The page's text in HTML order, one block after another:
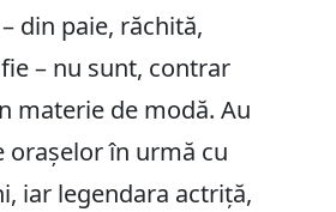
din paie, răchită,
– nu sunt, contrar
materie de modă. Au
orașelor în urmă cu
iar legendara actriță,